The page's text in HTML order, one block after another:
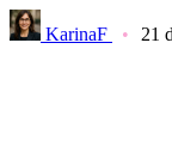
KarinaF 21